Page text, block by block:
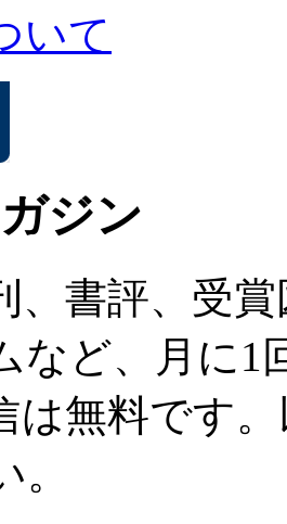
いて
ジン
、書評、受
など、月に1
は無料です